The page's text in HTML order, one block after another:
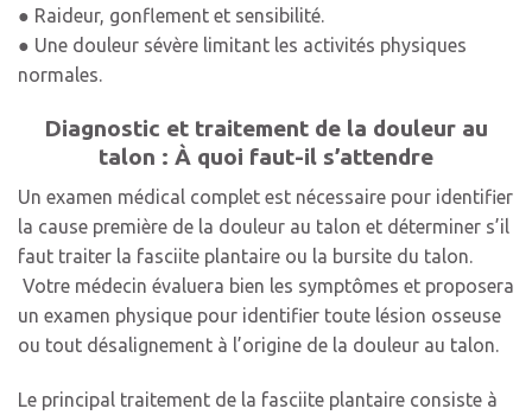
● Raideur, gonflement et sensibilité.
● Une douleur sévère limitant les activités physiques
normales.
Diagnostic et traitement de la douleur au
talon : À quoi faut-il s’attendre
Un examen médical complet est nécessaire pour identifier
la cause première de la douleur au talon et déterminer s’il
faut traiter la fasciite plantaire ou la bursite du talon.
Votre médecin évaluera bien les symptômes et proposera
un examen physique pour identifier toute lésion osseuse
ou tout désalignement à l’origine de la douleur au talon.
Le principal traitement de la fasciite plantaire consiste à